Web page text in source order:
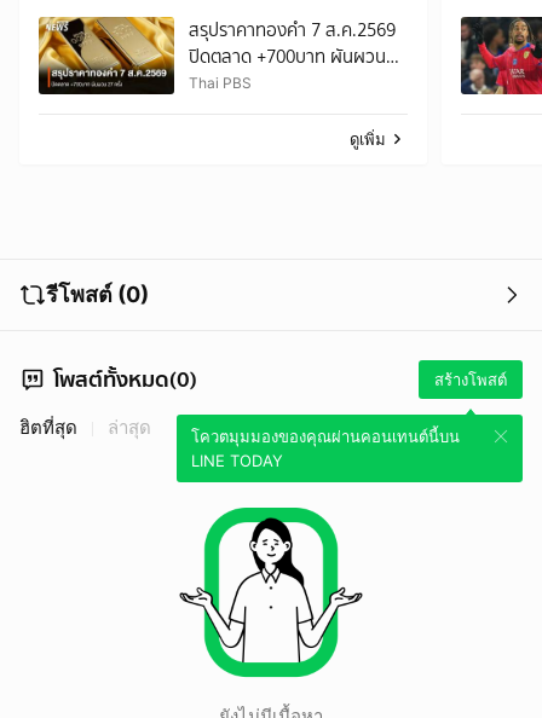
สรุปราคาทองคำ 7 ส.ค.2569
ปิดตลาด +700บาท ผันผวน
27 ครั้ง
Thai PBS
ดูเพิ่ม
รีโพสต์ (0)
โพสต์ทั้งหมด(0) สร้างโพสต์
โควตมุมมองของคุณผ่านคอนเทนต์นี้บน
LINE TODAY
ฮิตที่สุด ล่าสุด